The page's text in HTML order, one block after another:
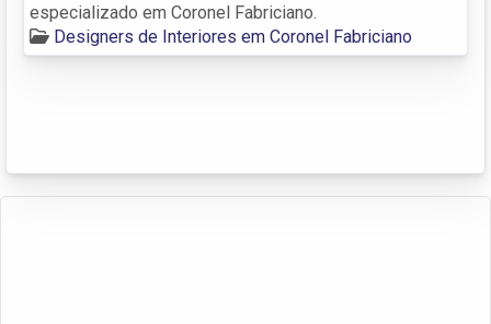
especializado em Coronel Fabriciano.
Designers de Interiores em Coronel Fabriciano